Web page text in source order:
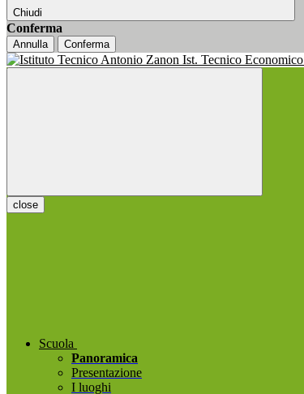
Chiudi
Conferma
Annulla Conferma
Ist. Tecnico Economico
close
Scuola
Panoramica
Presentazione
I luoghi